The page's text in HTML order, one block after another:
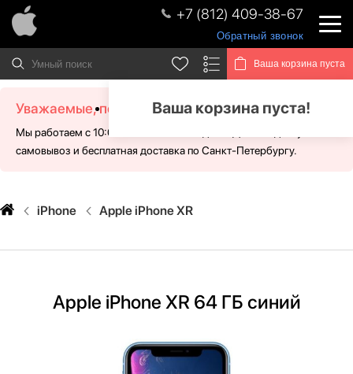
+7 (812) 409-38-67
Обратный звонок
Ваша корзина пуста
Ваша корзина пуста!
Уважаемые, посетители!
Мы работаем с 10:00 - 21:00 без выходных. Для Вас доступен
самовывоз и бесплатная доставка по Санкт-Петербургу.
iPhone Apple iPhone XR
Apple iPhone XR 64 ГБ синий